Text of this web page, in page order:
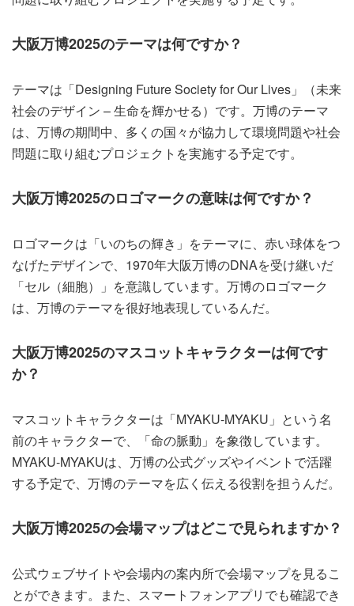
大阪万博2025のテーマは何ですか？
テーマは「Designing Future Society for Our Lives」（未来
社会のデザイン – 生命を輝かせる）です。万博のテーマ
は、万博の期間中、多くの国々が協力して環境問題や社会
問題に取り組むプロジェクトを実施する予定です。
大阪万博2025のロゴマークの意味は何ですか？
ロゴマークは「いのちの輝き」をテーマに、赤い球体をつ
なげたデザインで、1970年大阪万博のDNAを受け継いだ
「セル（細胞）」を意識しています。万博のロゴマーク
は、万博のテーマを很好地表現しているんだ。
大阪万博2025のマスコットキャラクターは何です
か？
マスコットキャラクターは「MYAKU-MYAKU」という名
前のキャラクターで、「命の脈動」を象徴しています。
MYAKU-MYAKUは、万博の公式グッズやイベントで活躍
する予定で、万博のテーマを広く伝える役割を担うんだ。
大阪万博2025の会場マップはどこで見られますか？
公式ウェブサイトや会場内の案内所で会場マップを見るこ
とができます。また、スマートフォンアプリでも確認でき